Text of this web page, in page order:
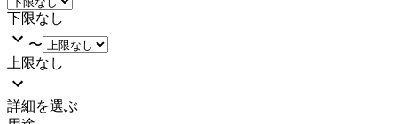
下限なし
〜
上限なし
詳細を選ぶ